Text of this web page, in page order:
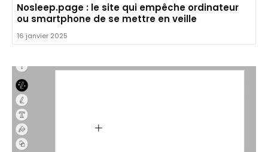
Nosleep.page : le site qui empêche ordinateur
ou smartphone de se mettre en veille
16 janvier 2025